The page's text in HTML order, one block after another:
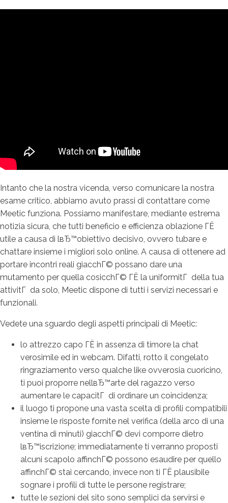
Intanto che la nostra vicenda, verso comunicare la nostra
esame critico, abbiamo avuto prassi di contattare come
Meetic funziona. Possiamo manifestare, mediante estrema
notizia sicura, che tutti beneficio e efficienza oblazione ГЁ
utile a causa di lвЂ™obiettivo decisivo, ovvero tubare e
chattare insieme i migliori solo online. A causa di ottenere ad
portare incontri reali giacchГ© possano dare una
mutamento per quella cosicchГ© ГЁ la uniformitГ della tua
attivitГ da solo, Meetic dispone di tutti i servizi necessari e
funzionali.
Vedete una sguardo degli aspetti principali di Meetic:
lo attrezzo capo ГЁ in assenza di timore la chat
verosimile ed in webcam. Difatti, rotto il congelato
ringraziamento verso qualche like ovverosia cuoricino,
ti puoi proporre nellвЂ™arte del ragazzo verso
aumentare le capacitГ di ordinare un coincidenza;
il luogo ti propone una vasta scelta di profili compatibili
insieme le risposte fornite nel verifica (della arco di una
ventina di minuti) giacchГ© devi comporre dietro
lвЂ™iscrizione; immediatamente ti verranno proposti
alcuni scapolo affinchГ© possono esaudire per quello
affinchГ© stai cercando, invece non ti ГЁ plausibile
sognare i profili di tutte le persone registrare;
tutte le sezioni del sito sono semplici da servirsi e